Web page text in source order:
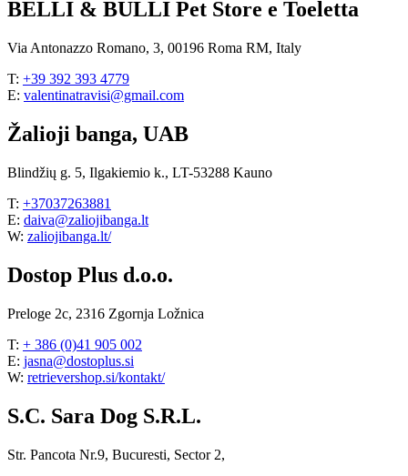
BELLI & BULLI Pet Store e Toeletta
Via Antonazzo Romano, 3, 00196 Roma RM, Italy
T: +39 392 393 4779
E: valentinatravisi@gmail.com
Žalioji banga, UAB
Blindžių g. 5, Ilgakiemio k., LT-53288 Kauno
T: +37037263881
E: daiva@zaliojibanga.lt
W: zaliojibanga.lt/
Dostop Plus d.o.o.
Preloge 2c, 2316 Zgornja Ložnica
T: + 386 (0)41 905 002
E: jasna@dostoplus.si
W: retrievershop.si/kontakt/
S.C. Sara Dog S.R.L.
Str. Pancota Nr.9, Bucuresti, Sector 2,